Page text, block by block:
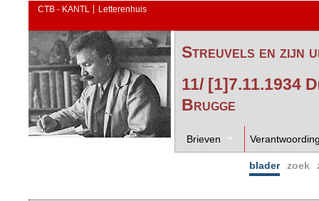
CTB - KANTL Letterenhuis
Streuvels en zijn
11/ [1]7.11.1934
Brugge
Brieven
blader zoek